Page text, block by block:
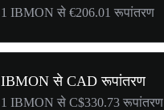
1 IBMON से €206.01 रूपांतरण
IBMON से CAD रूपांतरण
1 IBMON से C$330.73 रूपांतरण